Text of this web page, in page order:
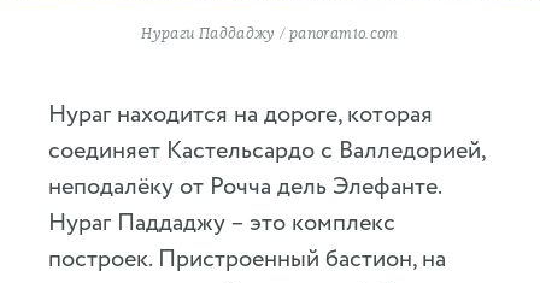
Нураги Паддаджу / panoramio.com
Нураг находится на дороге, которая
соединяет Кастельсардо с Валледорией,
неподалёку от Рочча дель Элефанте.
Нураг Паддаджу – это комплекс
построек. Пристроенный бастион, на